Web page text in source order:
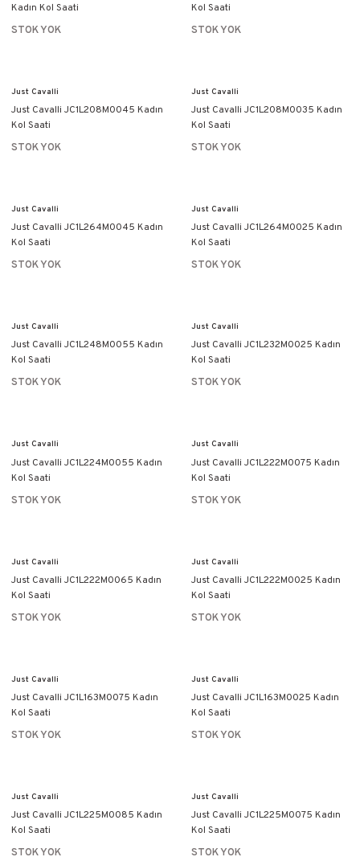
Kadın Kol Saati
STOK YOK
Kol Saati
STOK YOK
Just Cavalli
Just Cavalli JC1L208M0045 Kadın
Kol Saati
STOK YOK
Just Cavalli
Just Cavalli JC1L208M0035 Kadın
Kol Saati
STOK YOK
Just Cavalli
Just Cavalli JC1L264M0045 Kadın
Kol Saati
STOK YOK
Just Cavalli
Just Cavalli JC1L264M0025 Kadın
Kol Saati
STOK YOK
Just Cavalli
Just Cavalli JC1L248M0055 Kadın
Kol Saati
STOK YOK
Just Cavalli
Just Cavalli JC1L232M0025 Kadın
Kol Saati
STOK YOK
Just Cavalli
Just Cavalli JC1L224M0055 Kadın
Kol Saati
STOK YOK
Just Cavalli
Just Cavalli JC1L222M0075 Kadın
Kol Saati
STOK YOK
Just Cavalli
Just Cavalli JC1L222M0065 Kadın
Kol Saati
STOK YOK
Just Cavalli
Just Cavalli JC1L222M0025 Kadın
Kol Saati
STOK YOK
Just Cavalli
Just Cavalli JC1L163M0075 Kadın
Kol Saati
STOK YOK
Just Cavalli
Just Cavalli JC1L163M0025 Kadın
Kol Saati
STOK YOK
Just Cavalli
Just Cavalli JC1L225M0085 Kadın
Kol Saati
STOK YOK
Just Cavalli
Just Cavalli JC1L225M0075 Kadın
Kol Saati
STOK YOK